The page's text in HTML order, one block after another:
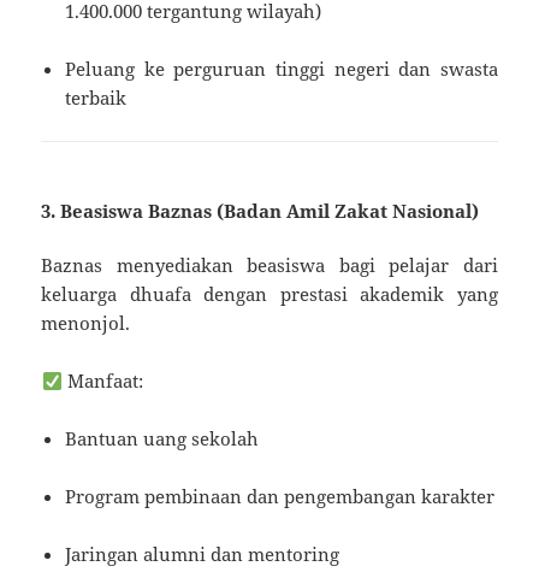
1.400.000 tergantung wilayah)
Peluang ke perguruan tinggi negeri dan swasta
terbaik
3. Beasiswa Baznas (Badan Amil Zakat Nasional)
Baznas menyediakan beasiswa bagi pelajar dari
keluarga dhuafa dengan prestasi akademik yang
menonjol.
Manfaat:
Bantuan uang sekolah
Program pembinaan dan pengembangan karakter
Jaringan alumni dan mentoring